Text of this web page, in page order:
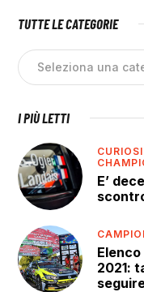
TUTTE LE CATEGORIE
I PIÙ LETTI
E’
2021: